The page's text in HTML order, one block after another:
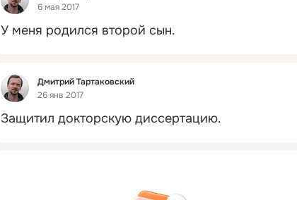
6 мая 2017
У меня родился второй сын.
Фид
Дмитрий Тартаковский
26 янв 2017
Защитил докторскую диссертацию.